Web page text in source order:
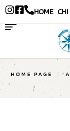
HOME
HOME PAGE /